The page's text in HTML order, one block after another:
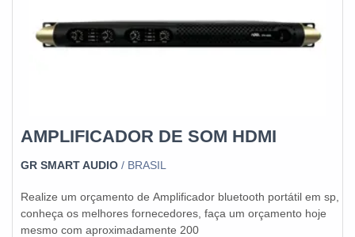
AMPLIFICADOR DE SOM HDMI
GR SMART AUDIO / BRASIL
Realize um orçamento de Amplificador bluetooth portátil em sp,
conheça os melhores fornecedores, faça um orçamento hoje
mesmo com aproximadamente 200